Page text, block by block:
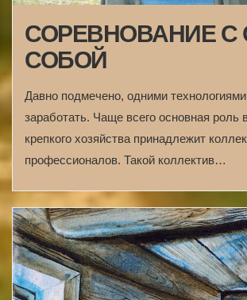
СОРЕВНОВАНИЕ С
СОБОЙ
Давно подмечено, одними
заработать. Чаще всего основная роль
крепкого хозяйства принадлежит
профессионалов. Такой коллектив…